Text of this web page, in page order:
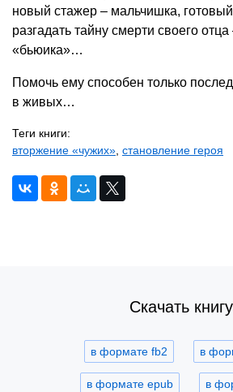
новый стажер – мальчишка,
разгадать тайну смерти своего
«бьюика»…
Помочь ему способен только
в живых…
Теги книги:
вторжение «чужих» становление героя
Скачать книгу
в формате fb2 в
в формате epub в